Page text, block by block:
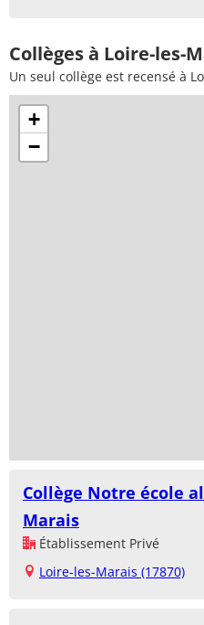
Collèges à Loire-les-
Un seul collège est recensé à
+
−
Collège Notre école
Marais
Établissement Privé
Loire-les-Marais (17870)